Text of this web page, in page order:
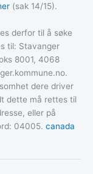
(sak 14/15).
derfor til å søke
til: Stavanger
8001, 4068
dere driver
dette må rettes til
eller på
04005. canada